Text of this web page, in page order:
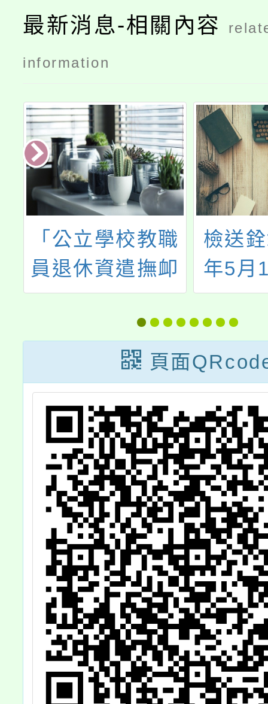
最新消息-相關內容
information
檢送銓敘部113
年5月10日部法
一字第
11357028451號
令影本1份
有關
用法
（以
則）
頁面